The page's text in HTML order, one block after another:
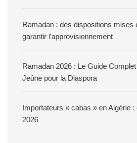
Ramadan : des dispositions mises
garantir l’approvisionnement
Ramadan 2026 : Le Guide
Jeûne pour la Diaspora
Importateurs « cabas » en Algérie :
2026